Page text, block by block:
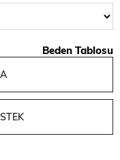
Beden Tablosu